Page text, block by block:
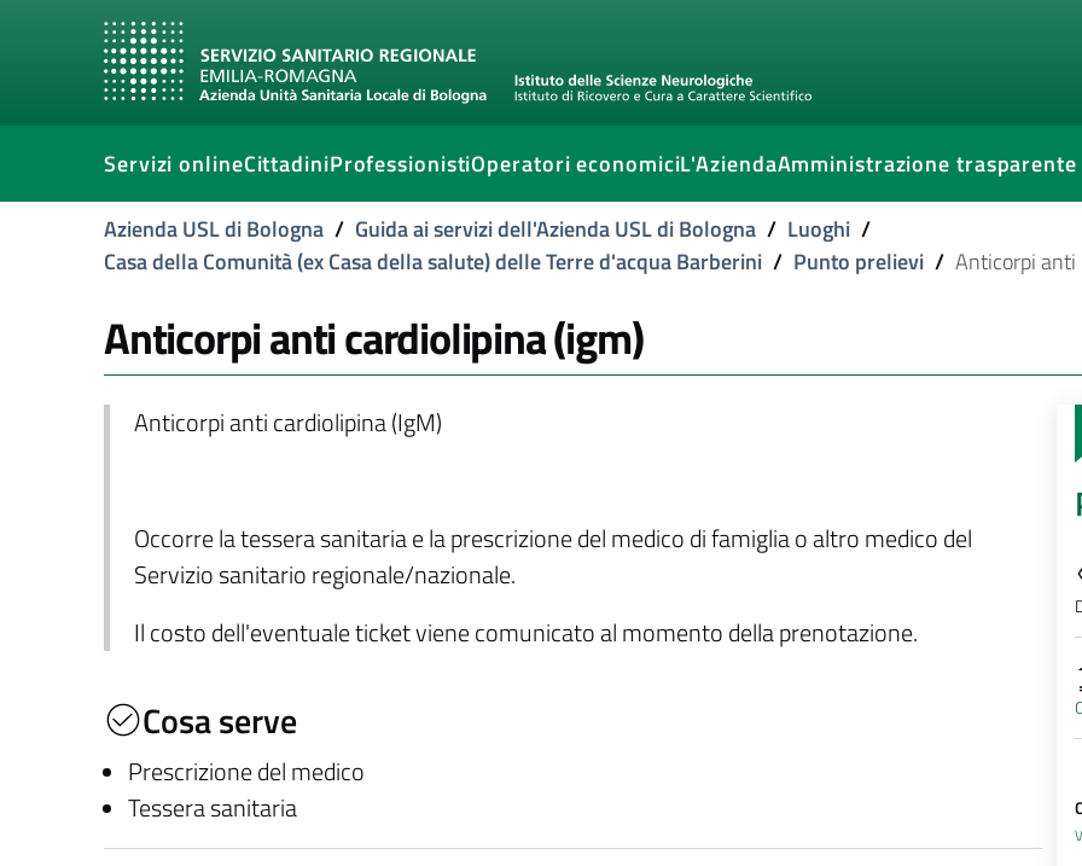
Servizi onlineCittadiniProfessionistiOperatori economiciL'AziendaAmministrazione trasparente
Azienda USL di Bologna / Guida ai servizi dell'Azienda USL di Bologna / Luoghi /
Casa della Comunità (ex Casa della salute) delle Terre d'acqua Barberini / Punto prelievi / Anticorpi anti
Anticorpi anti cardiolipina (igm)
Anticorpi anti cardiolipina (IgM)
Occorre la tessera sanitaria e la prescrizione del medico di famiglia o altro medico del
Servizio sanitario regionale/nazionale.
Il costo dell'eventuale ticket viene comunicato al momento della prenotazione.
Cosa serve
Prescrizione del medico
Tessera sanitaria